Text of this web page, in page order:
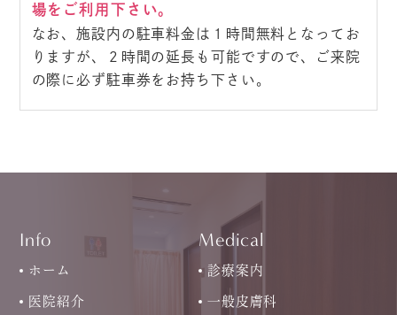
場をご利用下さい。
なお、施設内の駐車料金は１時間無料となってお
りますが、２時間の延長も可能ですので、ご来院
の際に必ず駐車券をお持ち下さい。
Info
ホーム
医院紹介
Medical
診療案内
一般皮膚科